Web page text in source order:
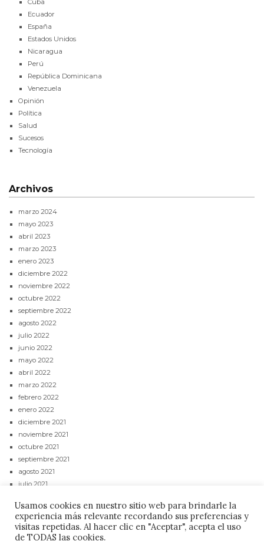
Cuba
Ecuador
España
Estados Unidos
Nicaragua
Perú
República Dominicana
Venezuela
Opinión
Política
Salud
Sucesos
Tecnología
Archivos
marzo 2024
mayo 2023
abril 2023
marzo 2023
enero 2023
diciembre 2022
noviembre 2022
octubre 2022
septiembre 2022
agosto 2022
julio 2022
junio 2022
mayo 2022
abril 2022
marzo 2022
febrero 2022
enero 2022
diciembre 2021
noviembre 2021
octubre 2021
septiembre 2021
agosto 2021
julio 2021
mayo 2021
abril 2021
Usamos cookies en nuestro sitio web para brindarle la
experiencia más relevante recordando sus preferencias y
visitas repetidas. Al hacer clic en "Aceptar", acepta el uso
de TODAS las cookies.